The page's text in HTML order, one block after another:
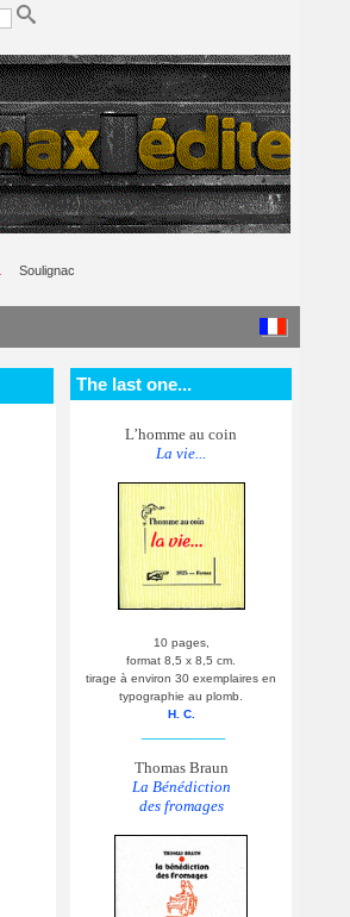
Soulignac
The last one...
L’homme au coin
La vie...
10 pages,
format 8,5 x 8,5 cm.
tirage à environ 30 exemplaires en
typographie au plomb.
H. C.
Thomas Braun
La Bénédiction
des fromages